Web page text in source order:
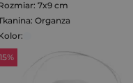
7x9 cm
Organza